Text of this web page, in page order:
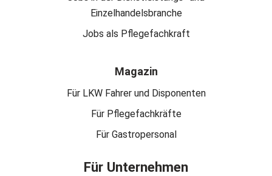
Einzelhandelsbranche
Jobs als Pflegefachkraft
Magazin
Für LKW Fahrer und Disponenten
Für Pflegefachkräfte
Für Gastropersonal
Für Unternehmen